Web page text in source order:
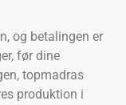
og betalingen er
før dine
topmadras
produktion i